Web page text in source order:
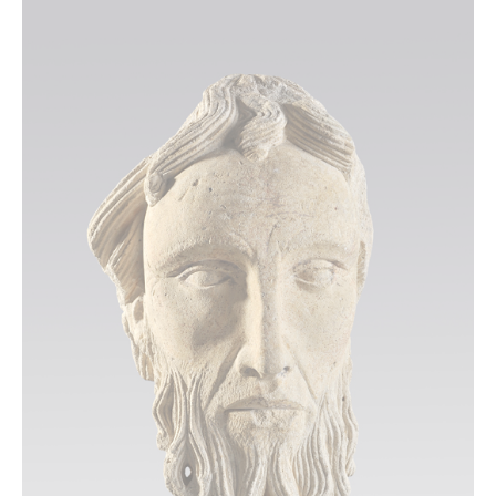
L’objet de la saison
Jeune public
Scolaires, centres de loisirs
Abonnés des musées
Tout l'agenda
COLLECTIONS
Explorer les collections
Dossiers thématiques
Bibliothèques et documentation
Œuvres commentées (musée d’Art et d’Archéologie)
Œuvres commentées (musée de la Vénerie)